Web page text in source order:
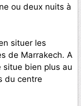
ou deux nuits à
situer les
de Marrakech. A
situe bien plus au
du centre